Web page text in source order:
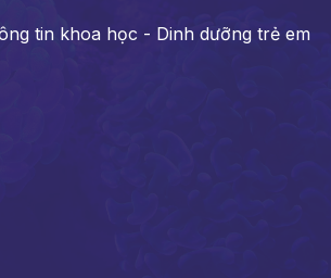
tin khoa học - Dinh dưỡng trẻ em